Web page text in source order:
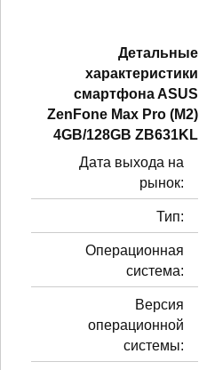
Детальные
характеристики
смартфонa ASUS
ZenFone Max Pro (M2)
4GB/128GB ZB631KL
Дата выхода на
рынок:
Тип:
Операционная
система:
Версия
операционной
системы: